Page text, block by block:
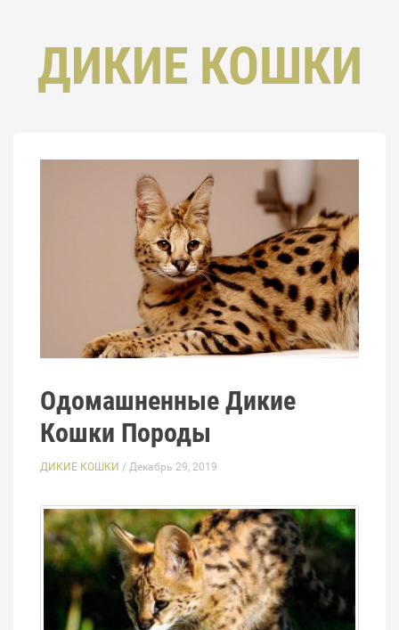
ДИКИЕ КОШКИ
Одомашненные Дикие
Кошки Породы
ДИКИЕ КОШКИ / Декабрь 29, 2019